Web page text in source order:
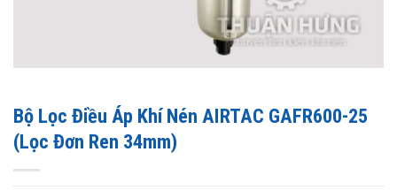
Bộ Lọc Điều Áp Khí Nén AIRTAC GAFR600-25
(Lọc Đơn Ren 34mm)